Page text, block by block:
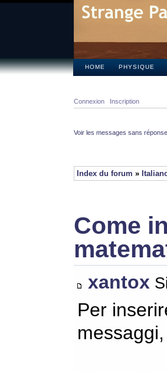
HOME PHYSIQUE
Connexion Inscription
Voir les messages sans réponse
Index du forum »
Come
xantox
Per